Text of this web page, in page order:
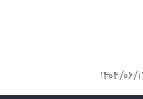
۰۶/۱۷